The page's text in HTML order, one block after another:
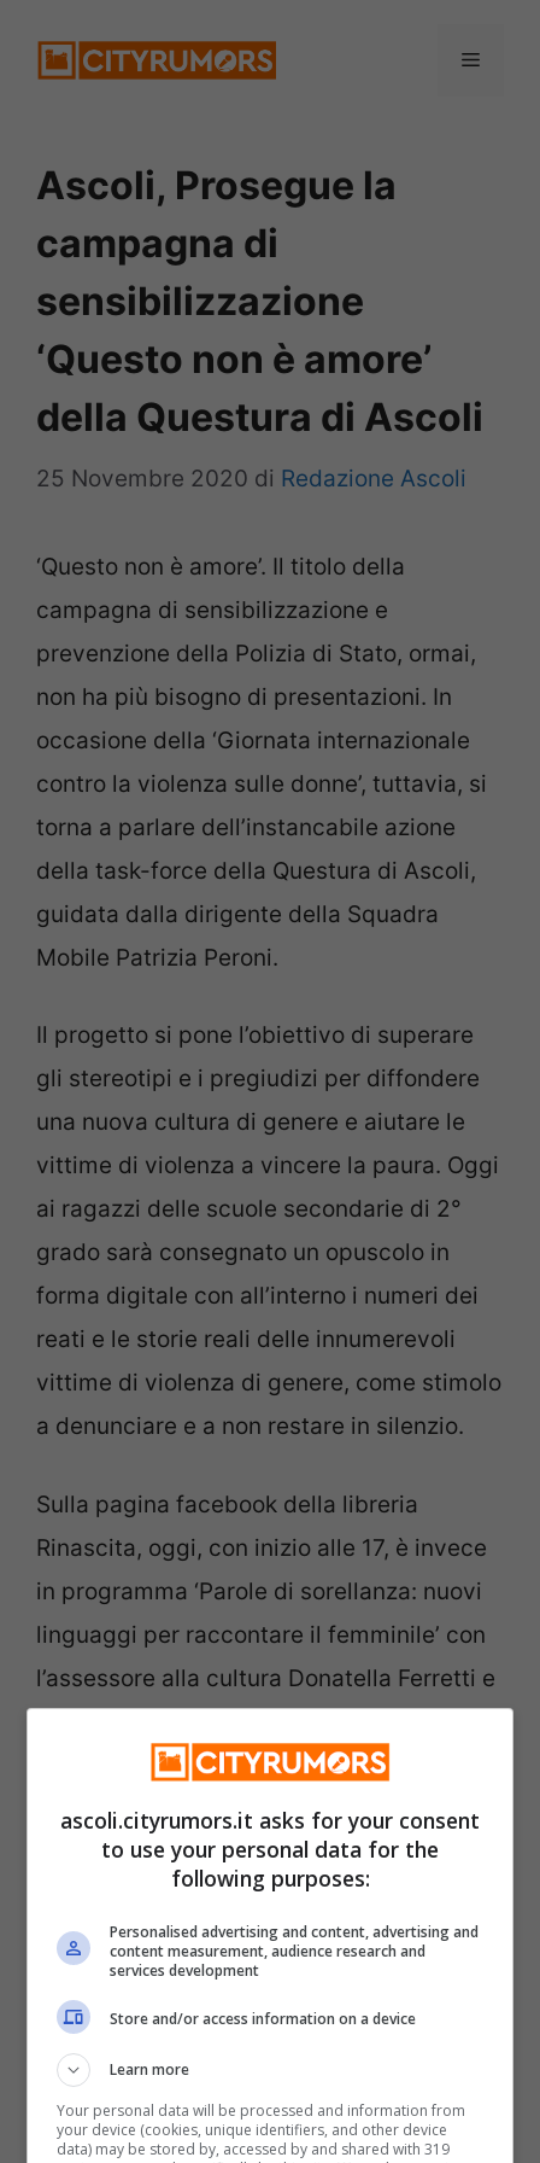
Menu
Ascoli, Prosegue la
campagna di
sensibilizzazione
‘Questo non è amore’
della Questura di Ascoli
25 Novembre 2020 di Redazione Ascoli
‘Questo non è amore’. Il titolo della
campagna di sensibilizzazione e
prevenzione della Polizia di Stato, ormai,
non ha più bisogno di presentazioni. In
occasione della ‘Giornata internazionale
contro la violenza sulle donne’, tuttavia, si
torna a parlare dell’instancabile azione
della task-force della Questura di Ascoli,
guidata dalla dirigente della Squadra
Mobile Patrizia Peroni.
Il progetto si pone l’obiettivo di superare
gli stereotipi e i pregiudizi per diffondere
una nuova cultura di genere e aiutare le
vittime di violenza a vincere la paura. Oggi
ai ragazzi delle scuole secondarie di 2°
grado sarà consegnato un opuscolo in
forma digitale con all’interno i numeri dei
reati e le storie reali delle innumerevoli
vittime di violenza di genere, come stimolo
a denunciare e a non restare in silenzio.
Sulla pagina facebook della libreria
Rinascita, oggi, con inizio alle 17, è invece
in programma ‘Parole di sorellanza: nuovi
linguaggi per raccontare il femminile’ con
l’assessore alla cultura Donatella Ferretti e
Cronaca
Prima Pagina
Tag
Ascoli
Ascoli, Tutte le regole per ritirare
Pensioni e Tredicesima negli Uffici Postali
San Benedetto, Il consigliere Emidio Del
Zompo fa chiarezza sull’estensione delle
Concessioni Demaniali al 2033 con la
Direttiva Bolkenstein
ascoli.cityrumors.it asks for your consent
to use your personal data for the
following purposes:
Personalised advertising and content, advertising and
content measurement, audience research and
services development
Store and/or access information on a device
Learn more
Your personal data will be processed and information from
your device (cookies, unique identifiers, and other device
data) may be stored by, accessed by and shared with 319